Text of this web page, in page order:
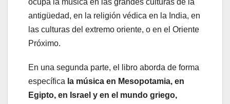
ocupa la música en las grandes culturas de la
antigüedad, en la religión védica en la India, en
las culturas del extremo oriente, o en el Oriente
Próximo.
En una segunda parte, el libro aborda de forma
específica la música en Mesopotamia, en
Egipto, en Israel y en el mundo griego,